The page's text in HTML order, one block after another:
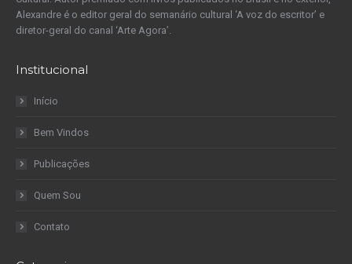
Alexandre é o editor geral do semanário cultural ‘A voz do escritor’ e
diretor-geral do canal ‘Arte Agora’.
Institucional
Início
Bem Vindos
Publicações
Quem Sou
Contato